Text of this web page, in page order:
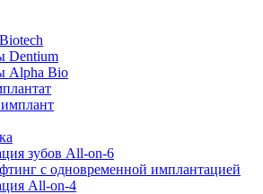
Dentium
Alpha Bio
зубов All-on-6
с одновременной имплантацией
All-on-4